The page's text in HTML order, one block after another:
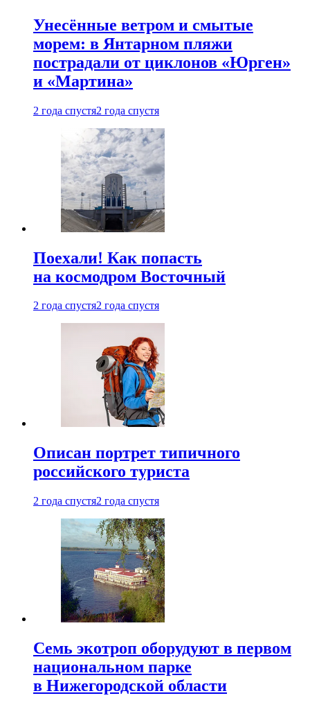
Унесённые ветром и смытые
морем: в Янтарном пляжи
пострадали от циклонов «Юрген»
и «Мартина»
2 года спустя2 года спустя
Поехали! Как попасть
на космодром Восточный
2 года спустя2 года спустя
Описан портрет типичного
российского туриста
2 года спустя2 года спустя
Семь экотроп оборудуют в первом
национальном парке
в Нижегородской области